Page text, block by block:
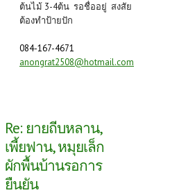
ต้นไม้ 3-4ต้น รอชื่ออยู่ สงสัย
ต้องทำป้ายปัก
084-167-4671
anongrat2508@hotmail.com
Re: ยายถีบหลาน,
เพี้ยฟาน, หมุยเล็ก
ผักพื้นบ้านรอการ
ยืนยัน